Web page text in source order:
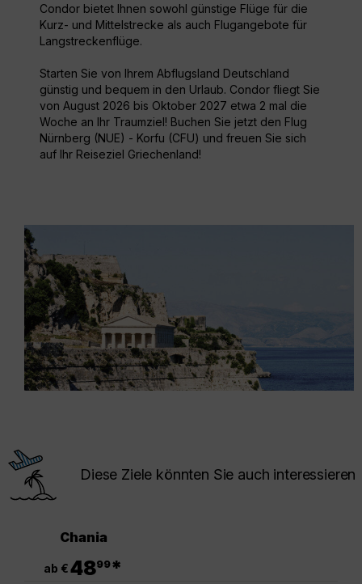
Condor bietet Ihnen sowohl günstige Flüge für die
Kurz- und Mittelstrecke als auch Flugangebote für
Langstreckenflüge.
Starten Sie von Ihrem Abflugsland Deutschland
günstig und bequem in den Urlaub. Condor fliegt Sie
von August 2026 bis Oktober 2027 etwa 2 mal die
Woche an Ihr Traumziel! Buchen Sie jetzt den Flug
Nürnberg (NUE) - Korfu (CFU) und freuen Sie sich
auf Ihr Reiseziel Griechenland!
Diese Ziele könnten Sie auch interessieren
Chania
ab €4899*